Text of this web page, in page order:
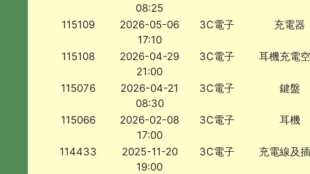
08:25
115109
2026-05-06
17:10
3C電子 充電器
115108
2026-04-29
21:00
3C電子 耳機充電
115076
2026-04-21
08:30
3C電子 鍵盤
115066
2026-02-08
17:00
3C電子 耳機
114433
2025-11-20
19:00
3C電子 充電線及